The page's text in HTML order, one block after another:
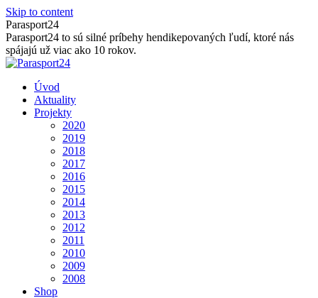
Skip to content
Parasport24
Parasport24 to sú silné príbehy hendikepovaných ľudí, ktoré nás
spájajú už viac ako 10 rokov.
Úvod
Aktuality
Projekty
2020
2019
2018
2017
2016
2015
2014
2013
2012
2011
2010
2009
2008
Shop